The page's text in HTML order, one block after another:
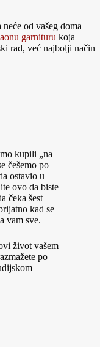
od vašeg doma
garnituru koja
rad, već najbolji način
kupili „na
češemo po
ostavio u
ovo da biste
čeka šest
kad se
vam sve.
život vašem
po